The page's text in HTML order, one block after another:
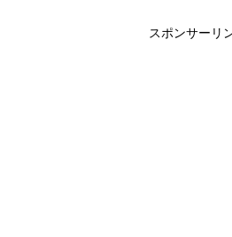
スポンサーリ